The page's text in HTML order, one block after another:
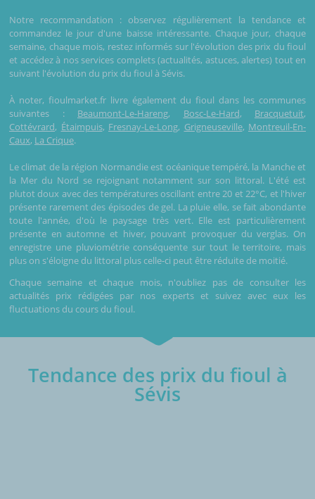
Notre recommandation : observez régulièrement la tendance et
commandez le jour d'une baisse intéressante. Chaque jour, chaque
semaine, chaque mois, restez informés sur l'évolution des prix du fioul
et accédez à nos services complets (actualités, astuces, alertes) tout en
suivant l'évolution du prix du fioul à Sévis.
À noter, fioulmarket.fr livre également du fioul dans les communes
suivantes : Beaumont-Le-Hareng, Bosc-Le-Hard, Bracquetuit,
Cottévrard, Étaimpuis, Fresnay-Le-Long, Grigneuseville, Montreuil-En-
Caux, La Crique.
Le climat de la région Normandie est océanique tempéré, la Manche et
la Mer du Nord se rejoignant notamment sur son littoral. L'été est
plutot doux avec des températures oscillant entre 20 et 22°C, et l'hiver
présente rarement des épisodes de gel. La pluie elle, se fait abondante
toute l'année, d'où le paysage très vert. Elle est particulièrement
présente en automne et hiver, pouvant provoquer du verglas. On
enregistre une pluviométrie conséquente sur tout le territoire, mais
plus on s'éloigne du littoral plus celle-ci peut être réduite de moitié.
Chaque semaine et chaque mois, n'oubliez pas de consulter les
actualités prix rédigées par nos experts et suivez avec eux les
fluctuations du cours du fioul.
Tendance des prix du fioul à
Sévis